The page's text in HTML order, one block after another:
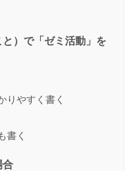
）で「ゼミ活動」を
りやすく書く
書く
合